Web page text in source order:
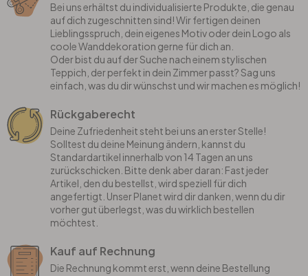
Bei uns erhältst du individualisierte Produkte, die genau
auf dich zugeschnitten sind! Wir fertigen deinen
Lieblingsspruch, dein eigenes Motiv oder dein Logo als
coole Wanddekoration gerne für dich an.
Oder bist du auf der Suche nach einem stylischen
Teppich, der perfekt in dein Zimmer passt? Sag uns
einfach, was du dir wünschst und wir machen es möglich!
Rückgaberecht
Deine Zufriedenheit steht bei uns an erster Stelle!
Solltest du deine Meinung ändern, kannst du
Standardartikel innerhalb von 14 Tagen an uns
zurückschicken. Bitte denk aber daran: Fast jeder
Artikel, den du bestellst, wird speziell für dich
angefertigt. Unser Planet wird dir danken, wenn du dir
vorher gut überlegst, was du wirklich bestellen
möchtest.
Kauf auf Rechnung
Die Rechnung kommt erst, wenn deine Bestellung